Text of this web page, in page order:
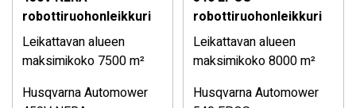
robottiruohonleikkuri
Leikattavan alueen
maksimikoko 7500 m²
Husqvarna Automower
robottiruohonleikkuri
Leikattavan alueen
maksimikoko 8000 m²
HusqvarnaAutomower